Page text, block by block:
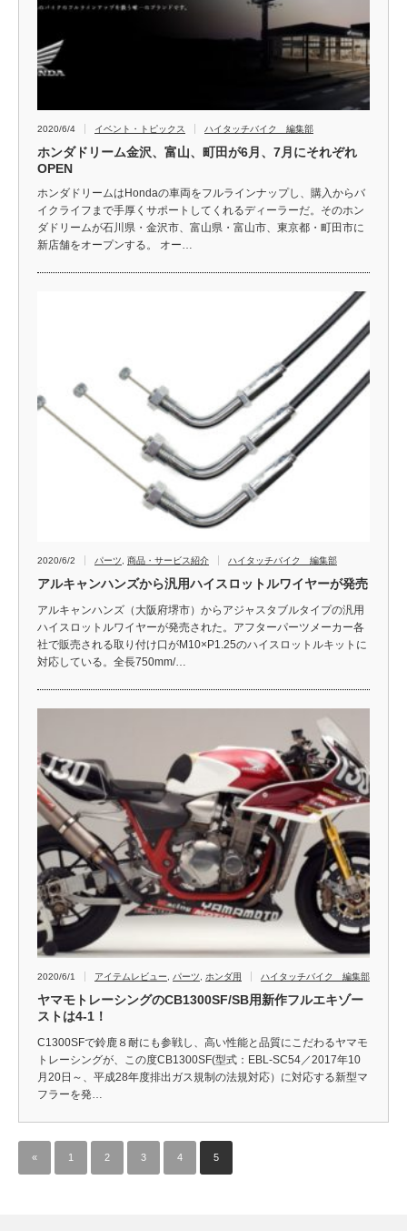
2020/6/4 イベント・トピックス ハイタッチバイク 編集部
ホンダドリーム金沢、富山、町田が6月、7月にそれぞれ
OPEN
ホンダドリームはHondaの車両をフルラインナップし、購入からバ
イクライフまで手厚くサポートしてくれるディーラーだ。そのホン
ダドリームが石川県・金沢市、富山県・富山市、東京都・町田市に
新店舗をオープンする。 オー…
2020/6/2 パーツ 商品・サービス紹介 ハイタッチバイク 編集部
アルキャンハンズから汎用ハイスロットルワイヤーが発売
アルキャンハンズ（大阪府堺市）からアジャスタブルタイプの汎用
ハイスロットルワイヤーが発売された。アフターパーツメーカー各
社で販売される取り付け口がM10×P1.25のハイスロットルキットに
対応している。全長750mm/…
2020/6/1 アイテムレビュー パーツ ホンダ用 ハイタッチバイク 編集部
ヤマモトレーシングのCB1300SF/SB用新作フルエキゾー
ストは4-1！
C1300SFで鈴鹿８耐にも参戦し、高い性能と品質にこだわるヤマモ
トレーシングが、この度CB1300SF(型式：EBL-SC54／2017年10
月20日～、平成28年度排出ガス規制の法規対応）に対応する新型マ
フラーを発…
« 1 2 3 4 5